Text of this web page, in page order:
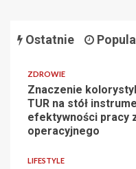
Ostatnie
ZDROWIE
Znaczenie
TUR na stół
efektywności pracy
operacyjnego
LIFESTYLE